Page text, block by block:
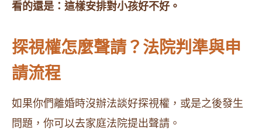
看的還是：這樣安排對小孩好不好。
探視權怎麼聲請？法院判準與申
請流程
如果你們離婚時沒辦法談好探視權，或是之後發生
問題，你可以去家庭法院提出聲請。